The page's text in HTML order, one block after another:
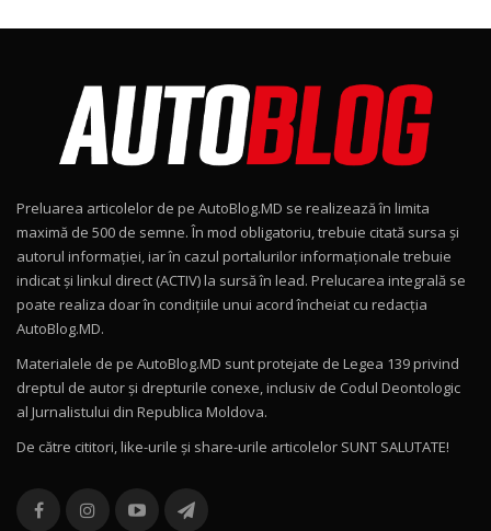
15:08
Noul Geely EX2 / Test Drive AutoBlog.MD
15:22
Mercedes-AMG E 53 HYBRID 4MATIC+ / Test
Drive AutoBlog.MD
16:27
11
Noul Volvo ES90 / Test Drive AutoBlog.MD
12
Noul MG HS / Test Drive AutoBlog.MD
16:48
13
combină aventura cu luxul / AutoBlog.MD
36:08
Preluarea articolelor de pe AutoBlog.MD se realizează în limita
maximă de 500 de semne. În mod obligatoriu, trebuie citată sursa și
autorul informației, iar în cazul portalurilor informaționale trebuie
indicat și linkul direct (ACTIV) la sursă în lead. Prelucarea integrală se
poate realiza doar în condițiile unui acord încheiat cu redacţia
AutoBlog.MD.
Materialele de pe AutoBlog.MD sunt protejate de Legea 139 privind
dreptul de autor și drepturile conexe, inclusiv de Codul Deontologic
al Jurnalistului din Republica Moldova.
De către cititori, like-urile şi share-urile articolelor SUNT SALUTATE!